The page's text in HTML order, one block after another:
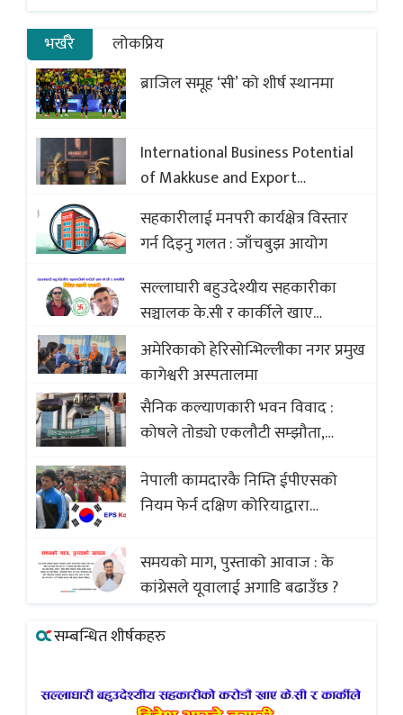
भर्खरै
लोकप्रिय
ब्राजिल समूह ‘सी’ को शीर्ष स्थानमा
International Business Potential
of Makkuse and Export
Opportunities of Nepali Sweets
with Global Comparison to
Baklava
सहकारीलाई मनपरी कार्यक्षेत्र विस्तार
गर्न दिइनु गलत : जाँचबुझ आयोग
सल्लाघारी बहुउदेश्यीय सहकारीका
सञ्चालक के.सी र कार्कीले खाए
सदस्यको करोडौं बचत
अमेरिकाको हेरिसोन्भिल्लीका नगर प्रमुख
कागेश्वरी अस्पतालमा
सैनिक कल्याणकारी भवन विवाद :
कोषले तोड्यो एकलौटी सम्झौता,
(भिडियो)
नेपाली कामदारकै निम्ति ईपीएसको
नियम फेर्न दक्षिण कोरियाद्वारा
समयको माग, पुस्ताको आवाज : के
कांग्रेसले यूवालाई अगाडि बढाउँछ ?
सम्बन्धित शीर्षकहरु